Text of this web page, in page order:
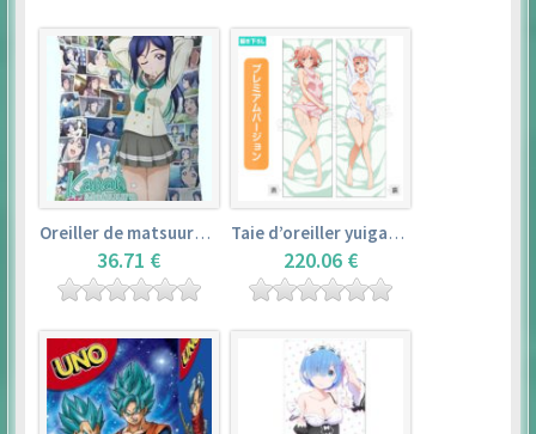
Oreiller de matsuura kanan (35cm×53cm) – love live! sunshine!!
36.71 €
Taie d’oreiller yuigahama yui (50cm×150cm) – yahari ore no seishun love comedy wa machigatteiru. zoku
220.06 €